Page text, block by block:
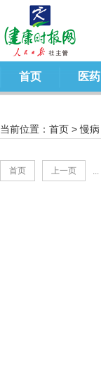
首页 医药
当前位置： 首页 > 慢病
首页 上一页 ...